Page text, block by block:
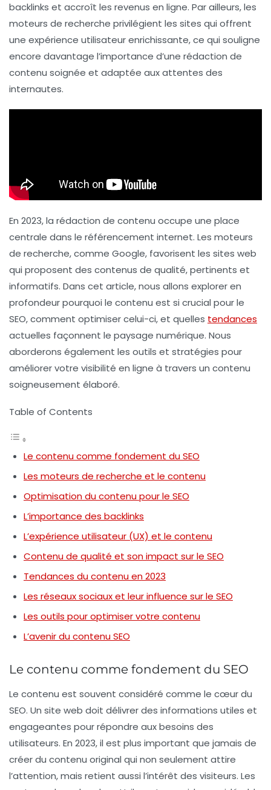
backlinks et accroît les revenus en ligne. Par ailleurs, les
moteurs de recherche privilégient les sites qui offrent
une expérience utilisateurenrichissante, ce qui souligne
encore davantage l’importance d’une rédaction de
contenu soignée et adaptée aux attentes des
internautes.
En 2023, la rédaction de contenu occupe une place
centrale dans le référencement internet. Les moteurs
de recherche, comme Google, favorisent les sites web
qui proposent des contenus de qualité, pertinents et
informatifs. Dans cet article, nous allons explorer en
profondeur pourquoi le contenu est si crucial pour le
SEO, comment optimiser celui-ci, et quelles tendances
actuelles façonnent le paysage numérique. Nous
aborderons également les outils et stratégies pour
améliorer votre visibilité en ligne à travers un contenu
soigneusement élaboré.
Table of Contents
Le contenu comme fondement du SEO
Les moteurs de recherche et le contenu
Optimisation du contenu pour le SEO
L’importance des backlinks
L’expérience utilisateur (UX) et le contenu
Contenu de qualité et son impact sur le SEO
Tendances du contenu en 2023
Les réseaux sociaux et leur influence sur le SEO
Les outils pour optimiser votre contenu
L’avenir du contenu SEO
Le contenu comme fondement du SEO
Le contenu est souvent considéré comme le cœur du
SEO. Un site web doit délivrer des informations utiles et
engageantes pour répondre aux besoins des
utilisateurs. En 2023, il est plus important que jamais de
créer du contenu original qui non seulement attire
l’attention, mais retient aussi l’intérêt des visiteurs. Les